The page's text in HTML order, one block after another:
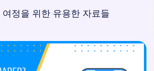
여정을 위한 유용한 자료들